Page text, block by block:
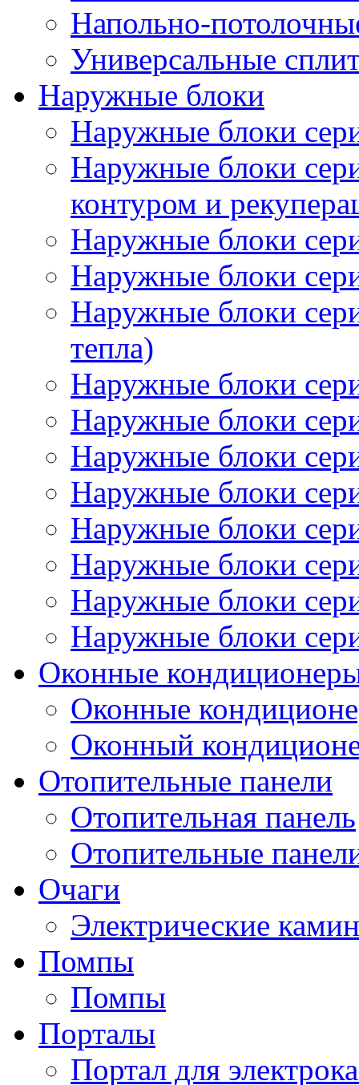
Напольно-
Универсальные
Наружные блоки
Наружные блоки
Наружные блоки
контуром и
Наружные блоки
Наружные блоки
Наружные блоки
тепла)
Наружные блоки
Наружные блоки
Наружные блоки
Наружные блоки
Наружные блоки
Наружные блоки
Наружные блоки
Наружные блоки
Оконные
Оконные
Оконный
Отопительные панели
Отопительная панель
Отопительные
Очаги
Электрические
Помпы
Помпы
Порталы
Портал для